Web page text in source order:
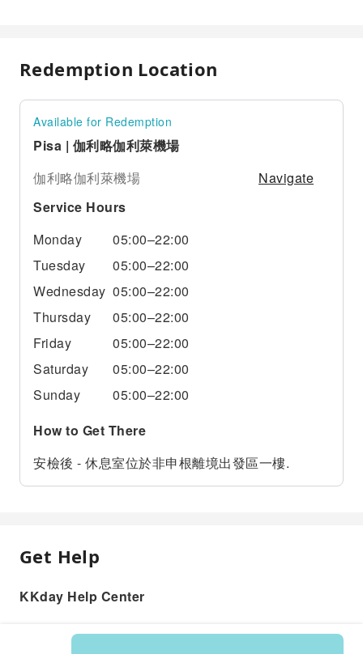
Redemption Location
Available for Redemption
Pisa | 伽利略伽利萊機場
伽利略伽利萊機場
Navigate
Service Hours
Monday
05:00–22:00
Tuesday
05:00–22:00
Wednesday 05:00–22:00
Thursday
05:00–22:00
Friday
05:00–22:00
Saturday
05:00–22:00
Sunday
05:00–22:00
How to Get There
安檢後 - 休息室位於非申根離境出發區一樓.
Get Help
KKday Help Center